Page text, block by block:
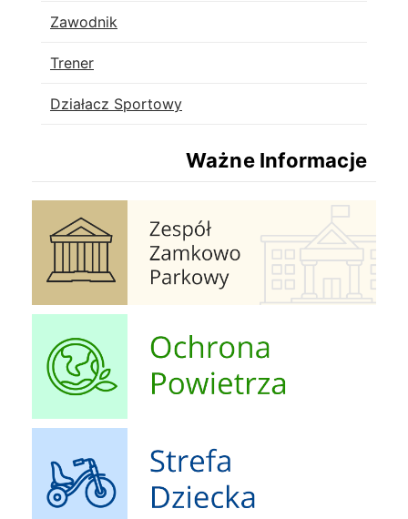
Zawodnik
Trener
Działacz Sportowy
Ważne Informacje